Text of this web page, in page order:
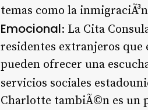
temas como la
Emocional: La Cita
residentes extranjeros que
pueden ofrecer una
servicios sociales
Charlotte tambiÃ©n es un